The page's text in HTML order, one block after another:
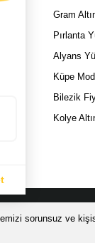
sorunsuz ve
Gram
Pırlanta
Alyans
Küpe
Bilezik
Kolye